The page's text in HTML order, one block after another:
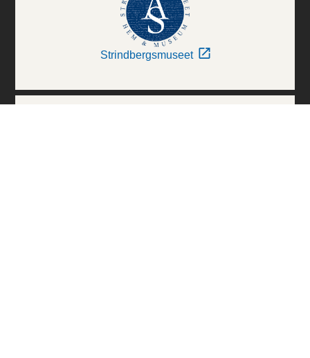
Strindbergsmuseet